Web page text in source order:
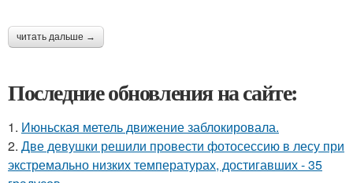
читать дальше →
Последние обновления на сайте:
1. Июньская метель движение заблокировала.
2. Две девушки решили провести фотосессию в лесу при
экстремально низких температурах, достигавших - 35